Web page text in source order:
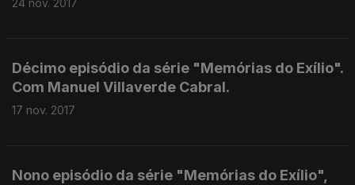
24 nov. 2017
Décimo episódio da série "Memórias do Exílio".
Com Manuel Villaverde Cabral.
17 nov. 2017
Nono episódio da série "Memórias do Exílio",